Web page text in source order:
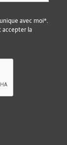
avec moi*.
accepter la